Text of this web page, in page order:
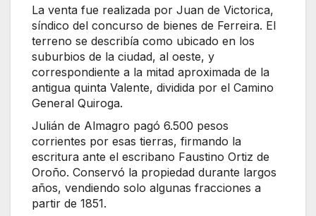
La venta fue realizada por Juan de Victorica,
síndico del concurso de bienes de Ferreira. El
terreno se describía como ubicado en los
suburbios de la ciudad, al oeste, y
correspondiente a la mitad aproximada de la
antigua quinta Valente, dividida por el Camino
General Quiroga.
Julián de Almagro pagó 6.500 pesos
corrientes por esas tierras, firmando la
escritura ante el escribano Faustino Ortiz de
Oroño. Conservó la propiedad durante largos
años, vendiendo solo algunas fracciones a
partir de 1851.